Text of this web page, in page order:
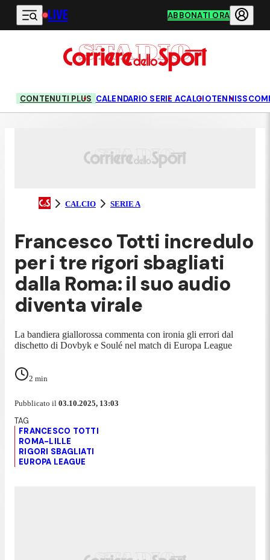
Vai al contenuto principale
LIVE ABBONATI ORA
CONTENUTI PLUS CALENDARIO SERIE ACALCIOTENNIS
CALCIO SERIE A
Francesco Totti incredulo
per i tre rigori sbagliati
dalla Roma: il suo audio
diventa virale
La bandiera giallorossa commenta con ironia gli errori dal
dischetto di Dovbyk e Soulé nel match di Europa League
2 min
Pubblicato il 03.10.2025, 13:03
FRANCESCO TOTTI
ROMA-LILLE
RIGORI SBAGLIATI
EUROPA LEAGUE